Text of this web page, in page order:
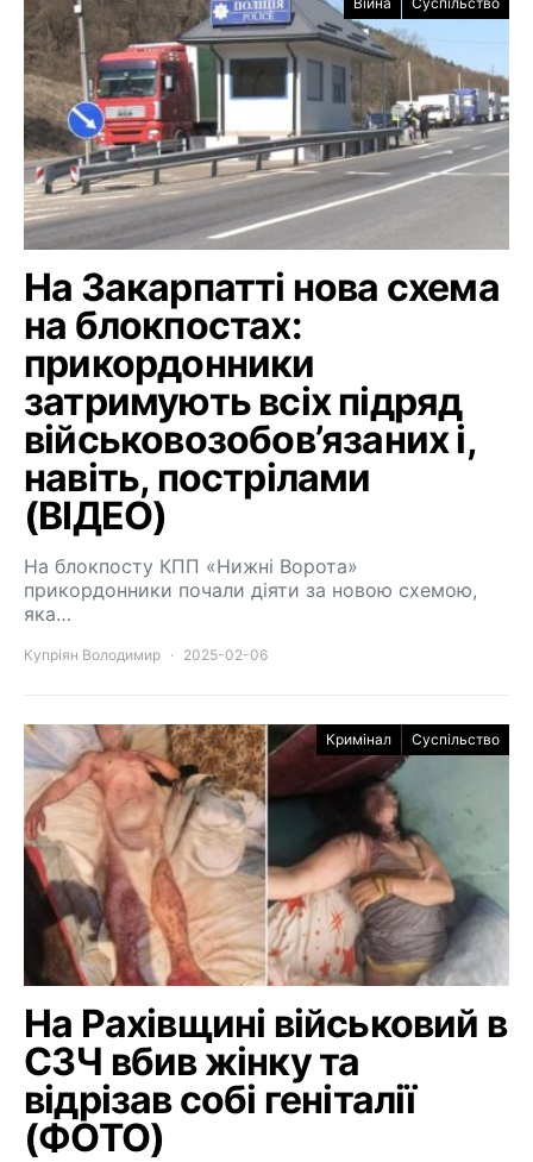
На Закарпатті нова схема
на блокпостах:
прикордонники
затримують всіх підряд
військовозобов’язаних і,
навіть, пострілами
(ВІДЕО)
На блокпосту КПП «Нижні Ворота»
прикордонники почали діяти за новою схемою,
яка…
Купріян Володимир 2025-02-06
Кримінал Суспільство
На Рахівщині військовий в
СЗЧ вбив жінку та
відрізав собі геніталії
(ФОТО)